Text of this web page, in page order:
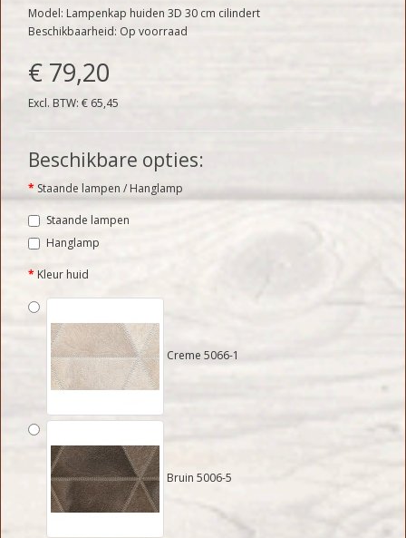
Model: Lampenkap huiden 3D 30 cm cilindert
Beschikbaarheid: Op voorraad
€ 79,20
Excl. BTW: € 65,45
Beschikbare opties:
Staande lampen / Hanglamp
Staande lampen
Hanglamp
Kleur huid
Creme 5066-1
Bruin 5006-5